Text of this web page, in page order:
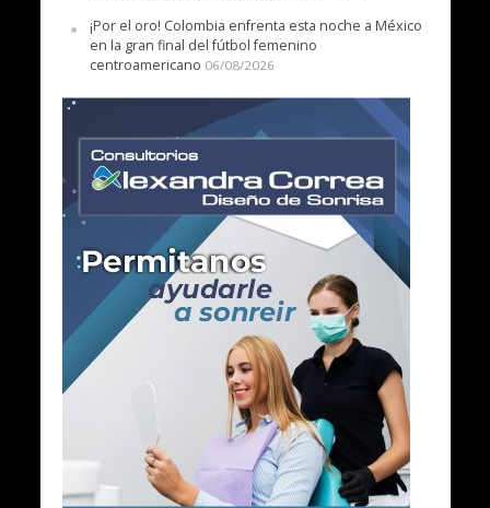
¡Por el oro! Colombia enfrenta esta noche a México
en la gran final del fútbol femenino
centroamericano 06/08/2026